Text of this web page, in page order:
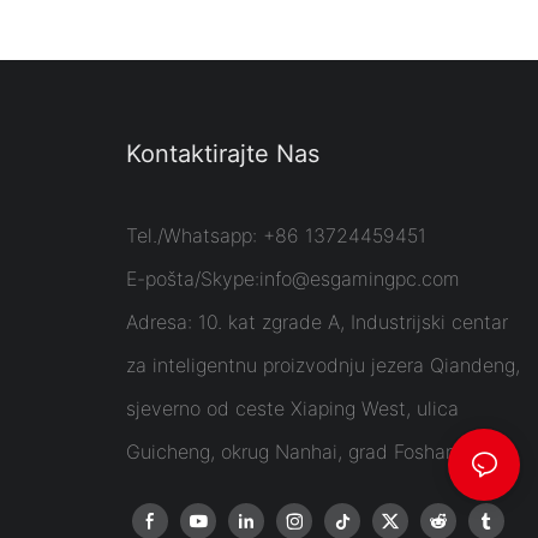
Kontaktirajte Nas
Tel./Whatsapp: +86 13724459451
E-pošta/Skype:info@esgamingpc.com
Adresa: 10. kat zgrade A, Industrijski centar
za inteligentnu proizvodnju jezera Qiandeng,
sjeverno od ceste Xiaping West, ulica
Guicheng, okrug Nanhai, grad Foshan